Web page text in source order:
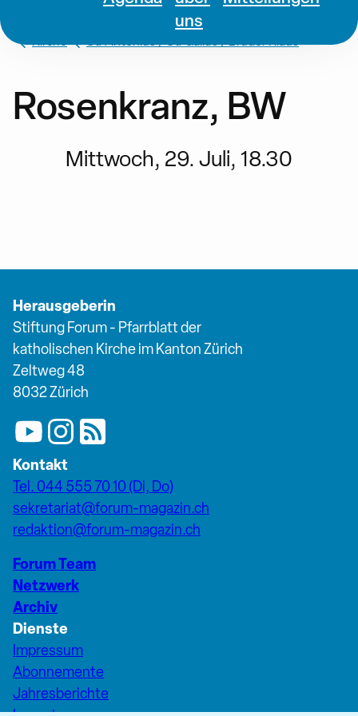
uns
Kirche St. Antonius / St. Gallus / Bruder Klaus
Rosenkranz, BW
Mittwoch, 29. Juli, 18.30
Herausgeberin
Stiftung Forum - Pfarrblatt der
katholischen Kirche im Kanton Zürich
Zeltweg 48
8032 Zürich
Kontakt
Tel. 044 555 70 10 (Di, Do)
sekretariat@forum-magazin.ch
redaktion@forum-magazin.ch
Forum Team
Netzwerk
Archiv
Dienste
Impressum
Abonnemente
Jahresberichte